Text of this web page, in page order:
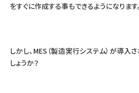
をすぐに作成する事もできるようになります。
しかし、MES（製造実行システム）が導入
しょうか？